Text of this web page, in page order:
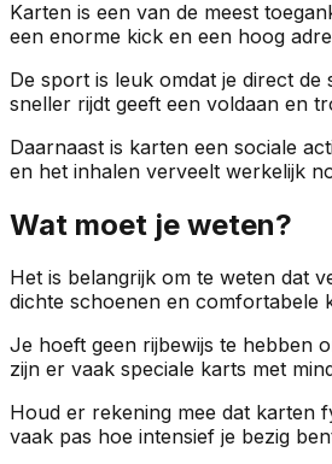
Karten is een van de meest
een enorme kick en een hoog
De sport is leuk omdat je direct
sneller rijdt geeft een voldaan en
Daarnaast is karten een sociale
en het inhalen verveelt werkelijk
Wat moet je weten?
Het is belangrijk om te weten dat
dichte schoenen en comfortabele
Je hoeft geen rijbewijs te hebben
zijn er vaak speciale karts met
Houd er rekening mee dat karten
vaak pas hoe intensief je bezig